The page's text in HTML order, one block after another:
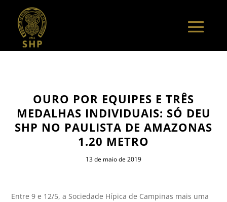
OURO POR EQUIPES E TRÊS
MEDALHAS INDIVIDUAIS: SÓ DEU
SHP NO PAULISTA DE AMAZONAS
1.20 METRO
13 de maio de 2019
Entre 9 e 12/5, a Sociedade Hípica de Campinas mais uma